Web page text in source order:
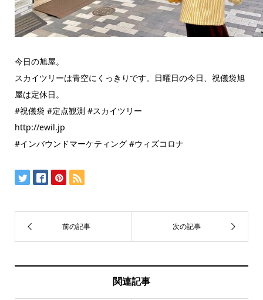
今日の旭屋。
スカイツリーは青空にくっきりです。日曜日の今日、祝儀袋旭
屋は定休日。
#祝儀袋 #定点観測 #スカイツリー
http://ewil.jp
#インバウンドマーケティング #ウィズコロナ
関連記事